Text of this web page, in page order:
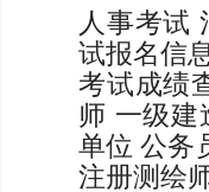
人事考试
试报名信
考试成绩
师 一级建
单位 公务
注册测绘